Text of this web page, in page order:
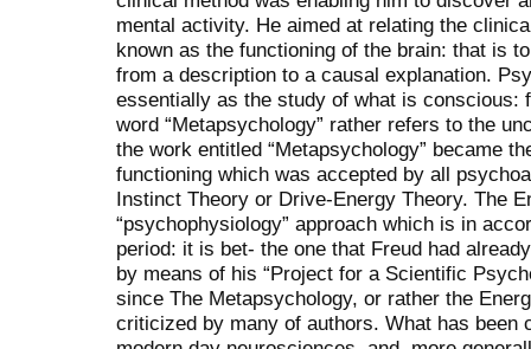
mental activity. He aimed at relating the
known as the functioning of the brain: that is
from a description to a causal explanation.
essentially as the study of what is conscious:
word “Metapsychology” rather refers to the
the work entitled “Metapsychology” became
functioning which was accepted by all
Instinct Theory or Drive-Energy Theory. The
“psychophysiology” approach which is in
period: it is bet- the one that Freud had
by means of his “Project for a Scientific
since The Metapsychology, or rather the
criticized by many of authors. What has